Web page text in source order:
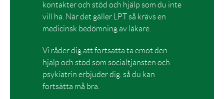
kontakter och stöd och hjälp som du inte
vill ha. När det gäller LPT så krävs en
medicinsk bedömning av läkare.
Vi råder dig att fortsätta ta emot den
hjälp och stöd som socialtjänsten och
psykiatrin erbjuder dig. så du kan
fortsätta må bra.